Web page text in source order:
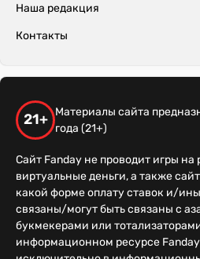
Наша редакция
Контакты
21+
Материалы сайта
года (21+)
Сайт Fanday не проводит игры
виртуальные деньги, а также
какой форме оплату ставок и/
связаны/могут быть связаны с
букмекерами или
информационном ресурсе